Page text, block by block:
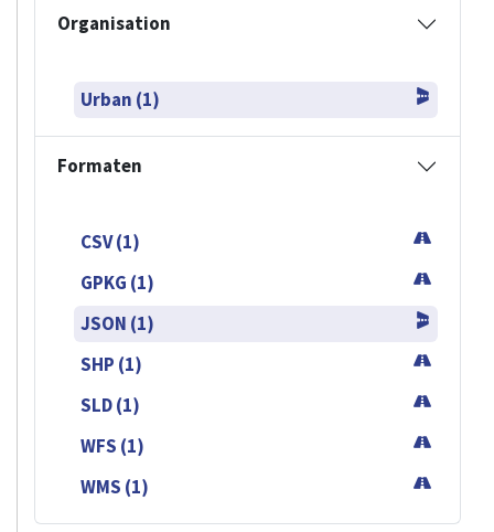
Organisation
Urban (1)
Formaten
CSV (1)
GPKG (1)
JSON (1)
SHP (1)
SLD (1)
WFS (1)
WMS (1)